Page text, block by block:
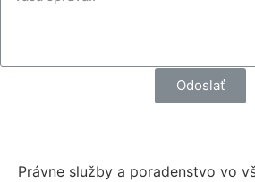
Odoslať
Právne služby a poradenstvo vo